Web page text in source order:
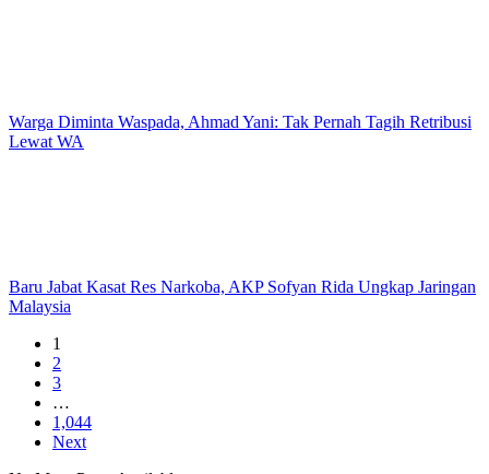
Warga Diminta Waspada, Ahmad Yani: Tak Pernah Tagih Retribusi
Lewat WA
Baru Jabat Kasat Res Narkoba, AKP Sofyan Rida Ungkap Jaringan
Malaysia
1
2
3
…
1,044
Next